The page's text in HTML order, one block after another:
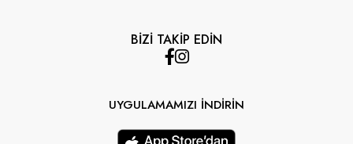
BİZİ TAKİP EDİN
UYGULAMAMIZI İNDİRİN